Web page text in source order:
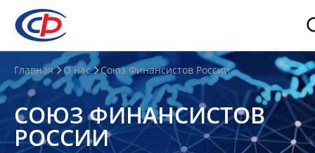
О
нас
О
СФР
Главная О нас Союз Финансистов России
СОЮЗ ФИНАНСИСТОВ
РОССИИ